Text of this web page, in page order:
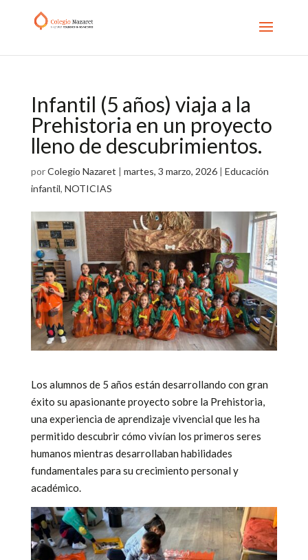
Infantil (5 años) viaja a la
Prehistoria en un proyecto
lleno de descubrimientos.
porColegio Nazaret | martes, 3 marzo, 2026| Educación
infantil, NOTICIAS
Los alumnos de 5 años están desarrollando con gran
éxito su apasionante proyecto sobre la Prehistoria,
una experiencia de aprendizaje vivencial que les ha
permitido descubrir cómo vivían los primeros seres
humanos mientras desarrollaban habilidades
fundamentales para su crecimiento personal y
académico.